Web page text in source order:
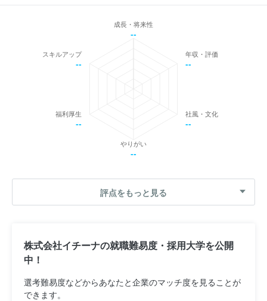
成長・将来性
--
年収・評価
--
社風・文化
--
やりがい
--
福利厚生
--
スキルアップ
--
評点をもっと見る
株式会社イチーナの就職難易度・採用大学を公開
中！
選考難易度などからあなたと企業のマッチ度を見ることが
できます。